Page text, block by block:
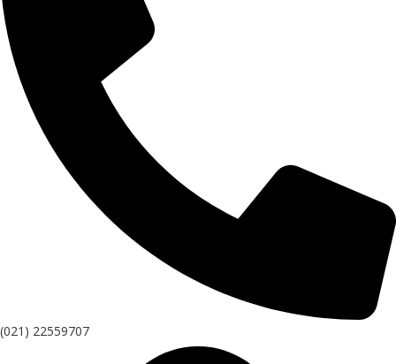
(021) 22559707